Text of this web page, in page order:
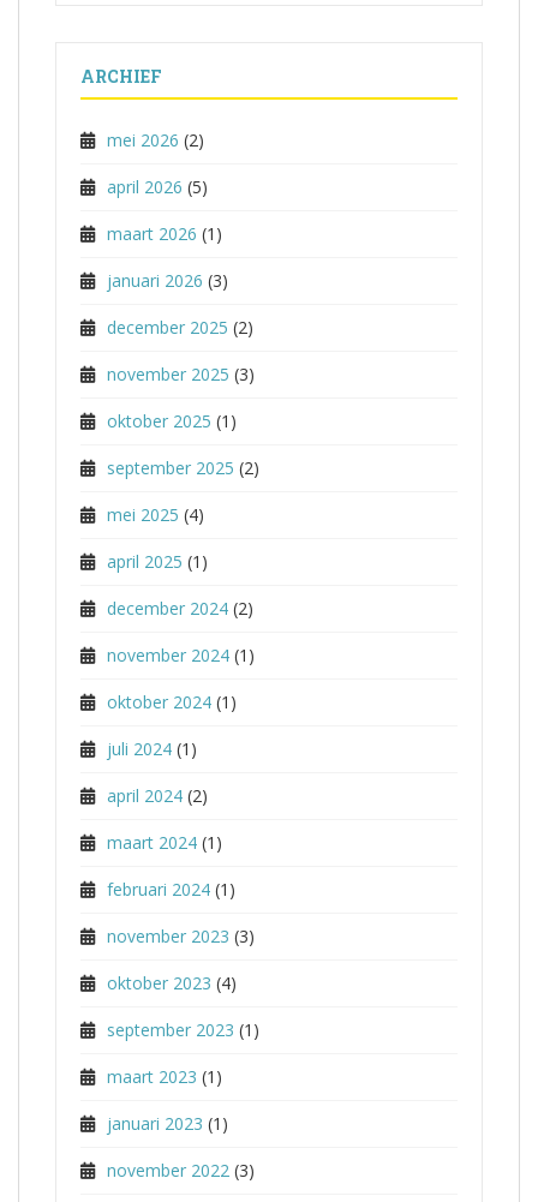
ARCHIEF
mei 2026 (2)
april 2026 (5)
maart 2026 (1)
januari 2026 (3)
december 2025 (2)
november 2025 (3)
oktober 2025 (1)
september 2025 (2)
mei 2025 (4)
april 2025 (1)
december 2024 (2)
november 2024 (1)
oktober 2024 (1)
juli 2024 (1)
april 2024 (2)
maart 2024 (1)
februari 2024 (1)
november 2023 (3)
oktober 2023 (4)
september 2023 (1)
maart 2023 (1)
januari 2023 (1)
november 2022 (3)